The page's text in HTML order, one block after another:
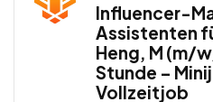
Influencer-
Assistenten
Heng, M (m/
Stunde –
Vollzeitjob